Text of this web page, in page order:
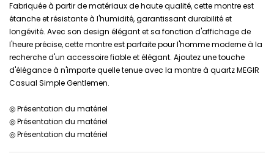
Fabriquée à partir de matériaux de haute qualité, cette montre est
étanche et résistante à l'humidité, garantissant durabilité et
longévité. Avec son design élégant et sa fonction d'affichage de
l'heure précise, cette montre est parfaite pour l'homme moderne à la
recherche d'un accessoire fiable et élégant. Ajoutez une touche
d'élégance à n'importe quelle tenue avec la montre à quartz MEGIR
Casual Simple Gentlemen.
◎ Présentation du matériel
◎ Présentation du matériel
◎ Présentation du matériel